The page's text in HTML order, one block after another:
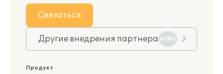
Связаться
Другие внедрения партнера 6586
Продукт